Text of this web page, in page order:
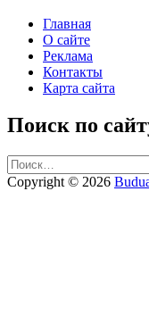
Главная
О сайте
Реклама
Контакты
Карта сайта
Поиск по
Найти:
Copyright © 2026